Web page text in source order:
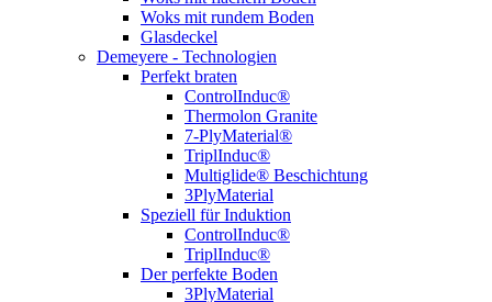
Woks mit rundem Boden
Glasdeckel
Demeyere - Technologien
Perfekt braten
ControlInduc®
Thermolon Granite
7-PlyMaterial®
TriplInduc®
Multiglide® Beschichtung
3PlyMaterial
Speziell für Induktion
ControlInduc®
TriplInduc®
Der perfekte Boden
3PlyMaterial